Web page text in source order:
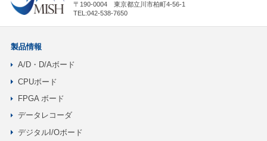
〒190-0004 東京都立川市柏町4-56-1
TEL:042-538-7650
製品情報
A/D・D/Aボード
CPUボード
FPGA ボード
データレコーダ
デジタルI/Oボード